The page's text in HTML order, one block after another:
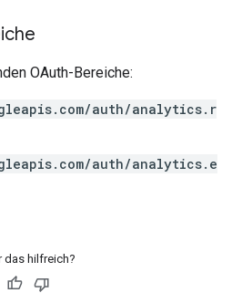
OAuth-Bereiche:
auth/analytics.r
auth/analytics.e
das hilfreich?